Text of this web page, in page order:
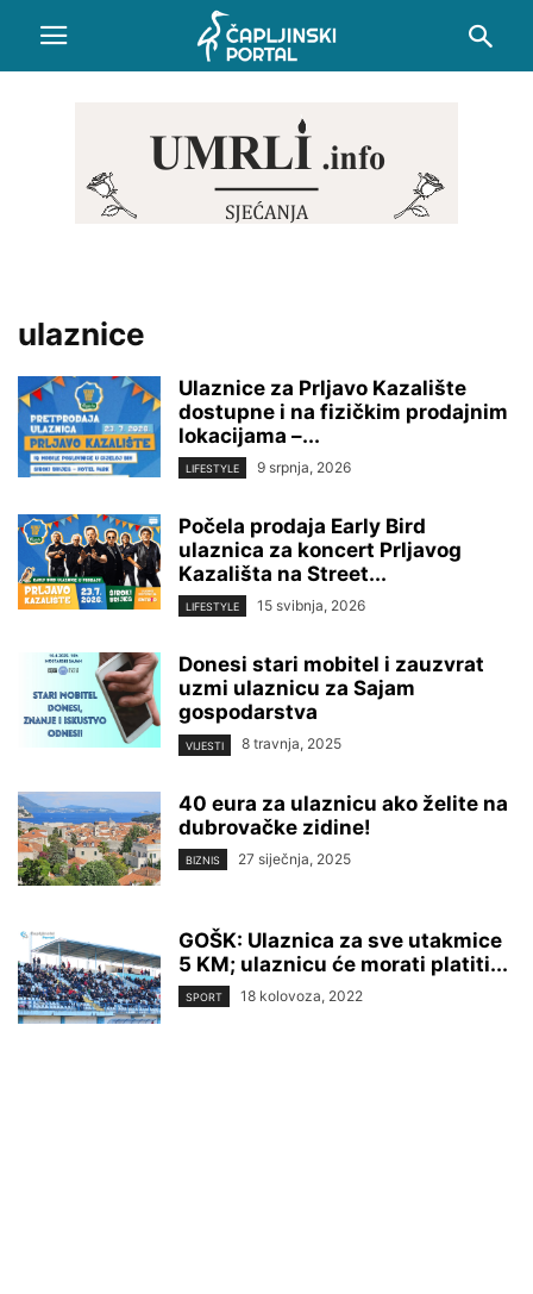
ulaznice
Ulaznice za Prljavo Kazalište
dostupne i na fizičkim prodajnim
lokacijama –...
LIFESTYLE 9 srpnja, 2026
Počela prodaja Early Bird
ulaznica za koncert Prljavog
Kazališta na Street...
LIFESTYLE 15 svibnja, 2026
Donesi stari mobitel i zauzvrat
uzmi ulaznicu za Sajam
gospodarstva
VIJESTI 8 travnja, 2025
40 eura za ulaznicu ako želite na
dubrovačke zidine!
BIZNIS 27 siječnja, 2025
GOŠK: Ulaznica za sve utakmice
5 KM; ulaznicu će morati platiti...
SPORT 18 kolovoza, 2022